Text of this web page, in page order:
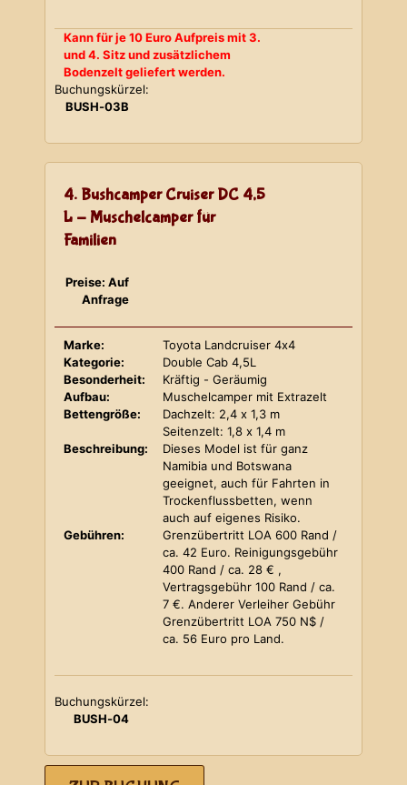
Kann für je 10 Euro Aufpreis mit 3.
und 4. Sitz und zusätzlichem
Bodenzelt geliefert werden.
Buchungskürzel:
BUSH-03B
4. Bushcamper Cruiser DC 4,5
L - Muschelcamper für
Familien
Preise: Auf
Anfrage
Marke:
Toyota Landcruiser 4x4
Kategorie:
Double Cab 4,5L
Besonderheit:
Kräftig - Geräumig
Aufbau:
Muschelcamper mit Extrazelt
Bettengröße:
Dachzelt: 2,4 x 1,3 m
Seitenzelt: 1,8 x 1,4 m
Beschreibung:
Dieses Model ist für ganz
Namibia und Botswana
geeignet, auch für Fahrten in
Trockenflussbetten, wenn
auch auf eigenes Risiko.
Gebühren:
Grenzübertritt LOA 600 Rand /
ca. 42 Euro. Reinigungsgebühr
400 Rand / ca. 28 € ,
Vertragsgebühr 100 Rand / ca.
7 €. Anderer Verleiher Gebühr
Grenzübertritt LOA 750 N$ /
ca. 56 Euro pro Land.
Buchungskürzel:
BUSH-04